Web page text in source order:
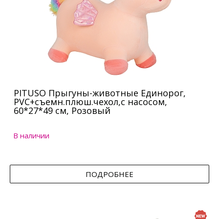
PITUSO Прыгуны-животные Единорог,
PVC+съемн.плюш.чехол,с насосом,
60*27*49 см, Розовый
В наличии
ПОДРОБНЕЕ